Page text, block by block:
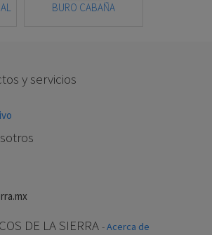
BURO CABAÑA
y servicios
DE LA SIERRA -Acerca de